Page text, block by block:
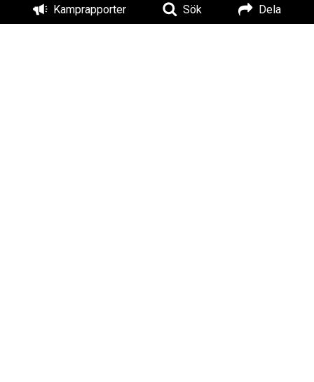
Kamprapporter Sök Dela
Författad av:
Lukas Lindgren
Publicerad:
2023-02-26